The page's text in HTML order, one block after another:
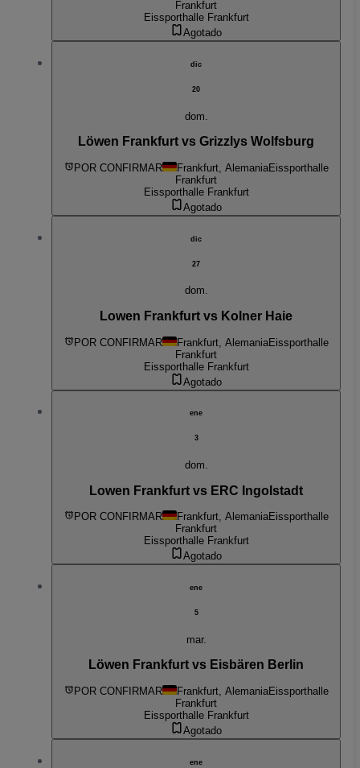
Frankfurt
Eissporthalle Frankfurt
Agotado
dic
20
dom.
Löwen Frankfurt vs Grizzlys Wolfsburg
POR CONFIRMAR Frankfurt, AlemaniaEissporthalle
Frankfurt
Eissporthalle Frankfurt
Agotado
dic
27
dom.
Lowen Frankfurt vs Kolner Haie
POR CONFIRMAR Frankfurt, AlemaniaEissporthalle
Frankfurt
Eissporthalle Frankfurt
Agotado
ene
3
dom.
Lowen Frankfurt vs ERC Ingolstadt
POR CONFIRMAR Frankfurt, AlemaniaEissporthalle
Frankfurt
Eissporthalle Frankfurt
Agotado
ene
5
mar.
Löwen Frankfurt vs Eisbären Berlin
POR CONFIRMAR Frankfurt, AlemaniaEissporthalle
Frankfurt
Eissporthalle Frankfurt
Agotado
ene